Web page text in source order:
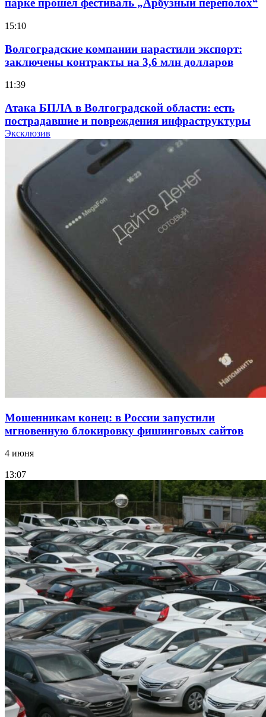
парке прошёл фестиваль „Арбузный переполох“
15:10
Волгоградские компании нарастили экспорт:
заключены контракты на 3,6 млн долларов
11:39
Атака БПЛА в Волгоградской области: есть
пострадавшие и повреждения инфраструктуры
Волгоградские вузы в топе зарплатного
рейтинга: ВолгГТУ и ВолгГМУ вошли в топ‑15
для химической отрасли и фармацевтики
18:39
В Красноармейском районе Волгограда стартует
конкурс на ремонт моста через Волго‑Донской
судоходный канал
Фестиваль #ТриЧетыре в Волгограде пройдёт
11–13 сентября в рамках Года единства народов
Эксклюзив
Мошенникам конец: в России запустили
мгновенную блокировку фишинговых сайтов
4 июня
13:07